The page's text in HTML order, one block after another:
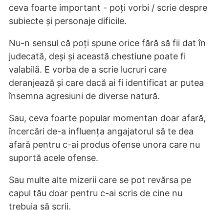
ceva foarte important - poți vorbi / scrie despre
subiecte și personaje dificile.
Nu-n sensul că poți spune orice fără să fii dat în
judecată, deși și această chestiune poate fi
valabilă. E vorba de a scrie lucruri care
deranjează și care dacă ai fi identificat ar putea
însemna agresiuni de diverse natură.
Sau, ceva foarte popular momentan doar afară,
încercări de-a influența angajatorul să te dea
afară pentru c-ai produs ofense unora care nu
suportă acele ofense.
Sau multe alte mizerii care se pot revărsa pe
capul tău doar pentru c-ai scris de cine nu
trebuia să scrii.